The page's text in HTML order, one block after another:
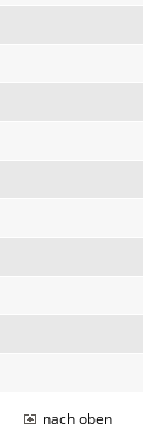
nach oben